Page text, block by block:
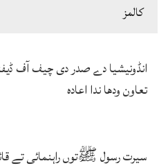
كالمز
انڈونیشیا دے صدر دی چیف آف
تعاون ودھا ندا اعادہ
سیرت رسول ﷺتوں راہنمائی تے